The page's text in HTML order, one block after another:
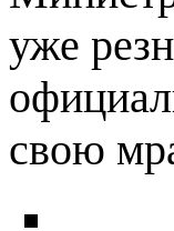
уже
свою